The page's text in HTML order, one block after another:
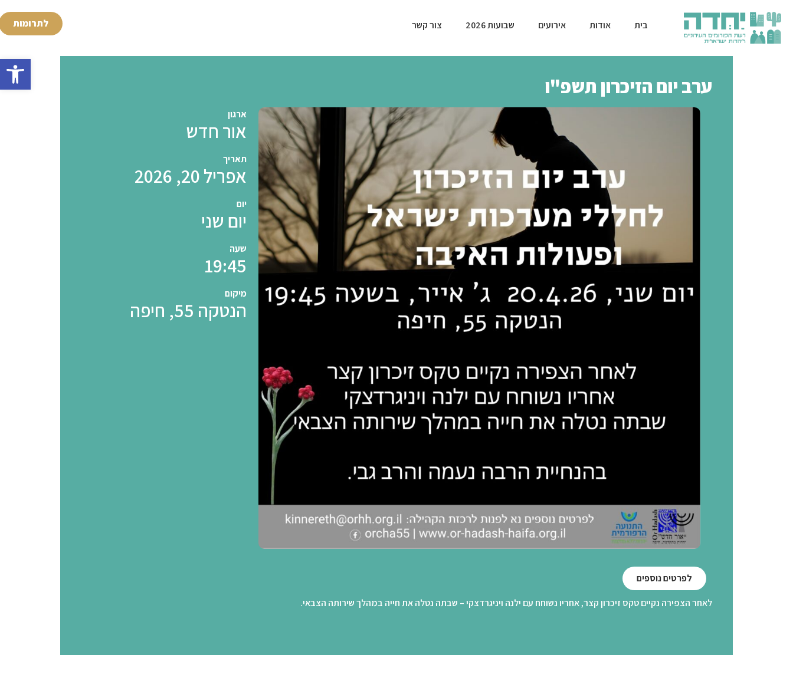
פתח
בית אודות אירועים שבועות 2026 צור קשר לתרומות
ערב יום הזיכרון תשפ"ו
ארגון
אור חדש
תאריך
אפריל 20, 2026
יום
יום שני
שעה
19:45
מיקום
הנטקה 55, חיפה
לפרטים נוספים
לאחר הצפירה נקיים טקס זיכרון קצר, אחריו נשוחח עם ילנה ויניגרדצקי – שבתה נטלה את חייה במהלך שירותה הצבאי.